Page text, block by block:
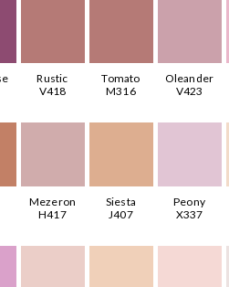
Rustic
V418
Tomato
M316
Oleander
V423
Mezeron
H417
Siesta
J407
Peony
X337